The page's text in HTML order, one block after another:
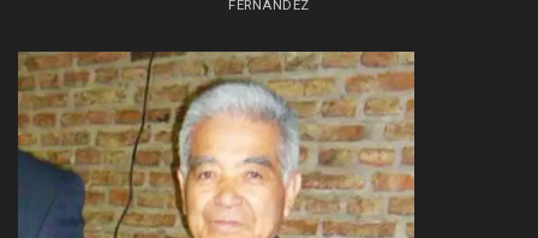
FERNÁNDEZ